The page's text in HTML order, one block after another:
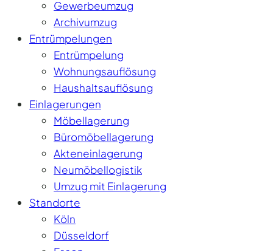
Gewerbeumzug
Archivumzug
Entrümpelungen
Entrümpelung
Wohnungsauflösung
Haushaltsauflösung
Einlagerungen
Möbellagerung
Büromöbellagerung
Akteneinlagerung
Neumöbellogistik
Umzug mit Einlagerung
Standorte
Köln
Düsseldorf